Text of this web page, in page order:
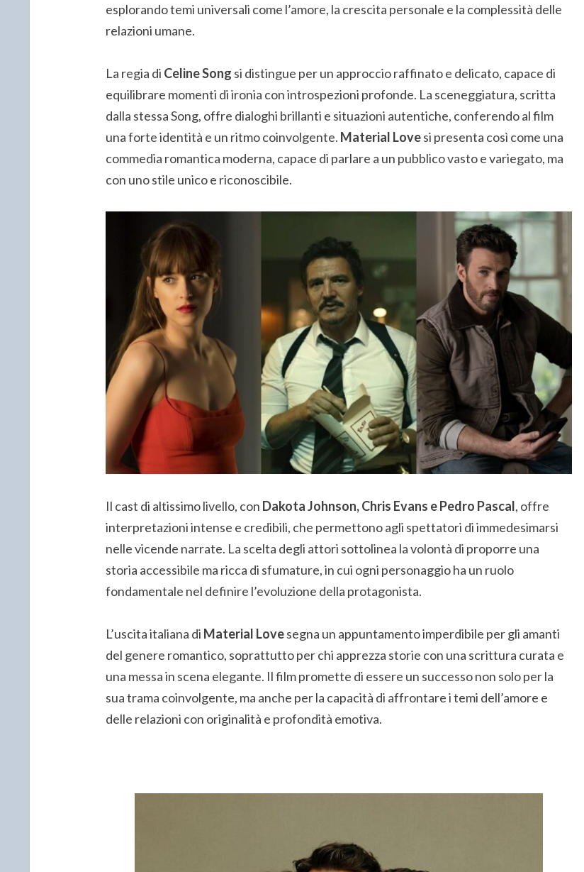
esplorando temi universali come l’amore, la crescita personale e la complessità delle
relazioni umane.
La regia di Celine Song si distingue per un approccio raffinato e delicato, capace di
equilibrare momenti di ironia con introspezioni profonde. La sceneggiatura, scritta
dalla stessa Song, offre dialoghi brillanti e situazioni autentiche, conferendo al film
una forte identità e un ritmo coinvolgente. Material Lovesi presenta così come una
commedia romantica moderna, capace di parlare a un pubblico vasto e variegato, ma
con uno stile unico e riconoscibile.
Il cast di altissimo livello, con Dakota Johnson, Chris Evans e Pedro Pascal, offre
interpretazioni intense e credibili, che permettono agli spettatori di immedesimarsi
nelle vicende narrate. La scelta degli attori sottolinea la volontà di proporre una
storia accessibile ma ricca di sfumature, in cui ogni personaggio ha un ruolo
fondamentale nel definire l’evoluzione della protagonista.
L’uscita italiana di Material Lovesegna un appuntamento imperdibile per gli amanti
del genere romantico, soprattutto per chi apprezza storie con una scrittura curata e
una messa in scena elegante. Il film promette di essere un successo non solo per la
sua trama coinvolgente, ma anche per la capacità di affrontare i temi dell’amore e
delle relazioni con originalità e profondità emotiva.